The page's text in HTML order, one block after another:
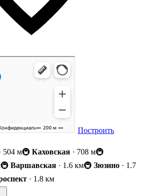
Построить
504 м🚇 Каховская · 708 м🚇
🚇 Варшавская · 1.6 км🚇 Зюзино · 1.7
· 1.8 км